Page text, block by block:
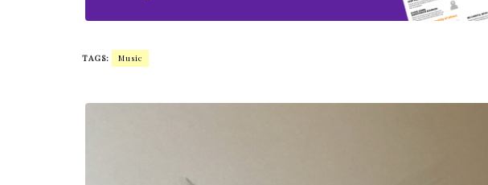
TAGS: Music